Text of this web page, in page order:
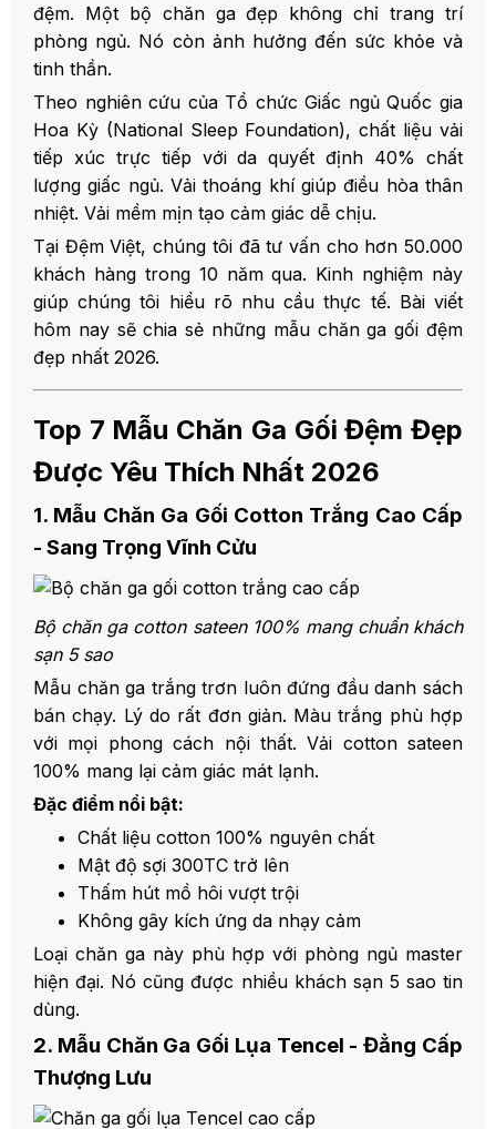
3. Hướng Dẫn Chọn Mẫu Chăn Ga Gối Đệm
Đẹp Chuẩn Chuyên Gia
2. Cách 2: Chọn Theo Kích Thước
Giường
3. Cách 3: Chọn Theo Phong Cách
Nội Thất
4. Kinh Nghiệm Bảo Quản Chăn Ga Gối Đệm
Bền Đẹp
5. Tại Sao Nên Chọn Mua Chăn Ga Gối Đệm
Tại Đệm Việt?
1. Chuyên Môn 10+ Năm Trong
Ngành
Hãng
3. Mức Độ Tin Cậy Được Khẳng Định
6. Bảng Giá Chăn Ga Gối Đệm Đẹp Tại Đệm
Đệm
8. 🎁 ƯU ĐÃI ĐẶC BIỆT - LIÊN HỆ NGAY ĐỆM
1. 📍 HỆ THỐNG SHOWROOM ĐỆM
VIỆT TẠI HÀ NỘI:
2. ☎️ HOTLINE TƯ VẤN MIỄN PHÍ
24/7: 0344.299.888
3. 🌐 Website: https://demviet.vn/
9. Kết Luận
1. 📚 Bài Viết Liên Quan:
đệm. Một bộ chăn ga đẹp không chỉ trang trí
phòng ngủ. Nó còn ảnh hưởng đến sức khỏe và
tinh thần.
Theo nghiên cứu của Tổ chức Giấc ngủ Quốc gia
Hoa Kỳ (National Sleep Foundation), chất liệu vải
tiếp xúc trực tiếp với da quyết định 40% chất
lượng giấc ngủ. Vải thoáng khí giúp điều hòa thân
nhiệt. Vải mềm mịn tạo cảm giác dễ chịu.
Tại Đệm Việt, chúng tôi đã tư vấn cho hơn 50.000
khách hàng trong 10 năm qua. Kinh nghiệm này
giúp chúng tôi hiểu rõ nhu cầu thực tế. Bài viết
hôm nay sẽ chia sẻ những mẫu chăn ga gối đệm
đẹp nhất 2026.
Top 7 Mẫu Chăn Ga Gối Đệm Đẹp
Được Yêu Thích Nhất 2026
1. Mẫu Chăn Ga Gối Cotton Trắng Cao Cấp
- Sang Trọng Vĩnh Cửu
Bộ chăn ga cotton sateen 100% mang chuẩn khách
sạn 5 sao
Mẫu chăn ga trắng trơn luôn đứng đầu danh sách
bán chạy. Lý do rất đơn giản. Màu trắng phù hợp
với mọi phong cách nội thất. Vải cotton sateen
100% mang lại cảm giác mát lạnh.
Đặc điểm nổi bật:
Chất liệu cotton 100% nguyên chất
Mật độ sợi 300TC trở lên
Thấm hút mồ hôi vượt trội
Không gây kích ứng da nhạy cảm
Loại chăn ga này phù hợp với phòng ngủ master
hiện đại. Nó cũng được nhiều khách sạn 5 sao tin
dùng.
2. Mẫu Chăn Ga Gối Lụa Tencel - Đẳng Cấp
Thượng Lưu